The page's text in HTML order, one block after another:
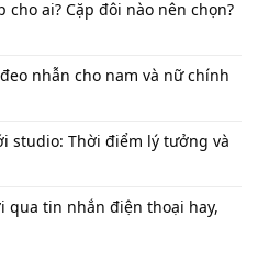
ai? Cặp đôi nào nên chọn?
nhẫn cho nam và nữ chính
studio: Thời điểm lý tưởng và
qua tin nhắn​ điện thoại hay,